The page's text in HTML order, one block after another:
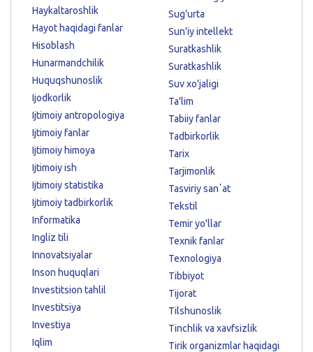
Haykaltaroshlik
Hayot haqidagi fanlar
Hisoblash
Hunarmandchilik
Huquqshunoslik
Ijodkorlik
Ijtimoiy antropologiya
Ijtimoiy fanlar
Ijtimoiy himoya
Ijtimoiy ish
Ijtimoiy statistika
Ijtimoiy tadbirkorlik
Informatika
Ingliz tili
Innovatsiyalar
Inson huquqlari
Investitsion tahlil
Investitsiya
Investiya
Iqlim
Sug'urta
Sun'iy intellekt
Suratkashlik
Suratkashlik
Suv xo'jaligi
Ta'lim
Tabiiy fanlar
Tadbirkorlik
Tarix
Tarjimonlik
Tasviriy sanʼat
Tekstil
Temir yo'llar
Texnik fanlar
Texnologiya
Tibbiyot
Tijorat
Tilshunoslik
Tinchlik va xavfsizlik
Tirik organizmlar haqidagi